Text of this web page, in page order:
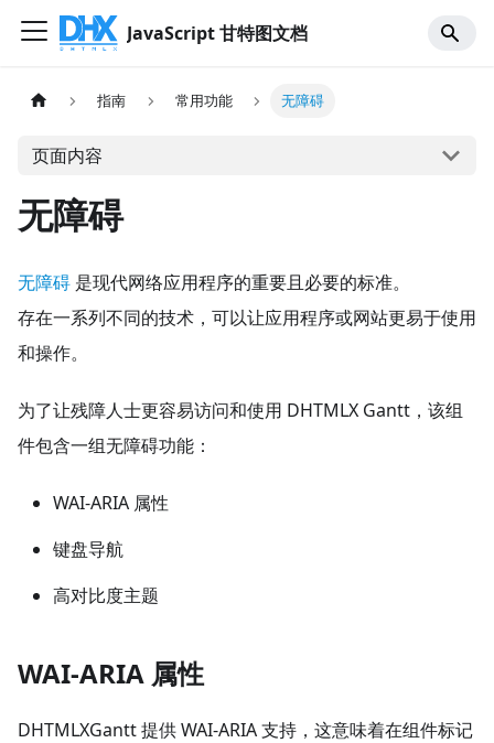
JavaScript 甘特图文档
指南 常用功能 无障碍
页面内容
无障碍
无障碍 是现代网络应用程序的重要且必要的标准。
存在一系列不同的技术，可以让应用程序或网站更易于使用
和操作。
为了让残障人士更容易访问和使用 DHTMLX Gantt，该组
件包含一组无障碍功能：
WAI-ARIA 属性
键盘导航
高对比度主题
WAI-ARIA 属性
DHTMLXGantt 提供 WAI-ARIA 支持，这意味着在组件标记